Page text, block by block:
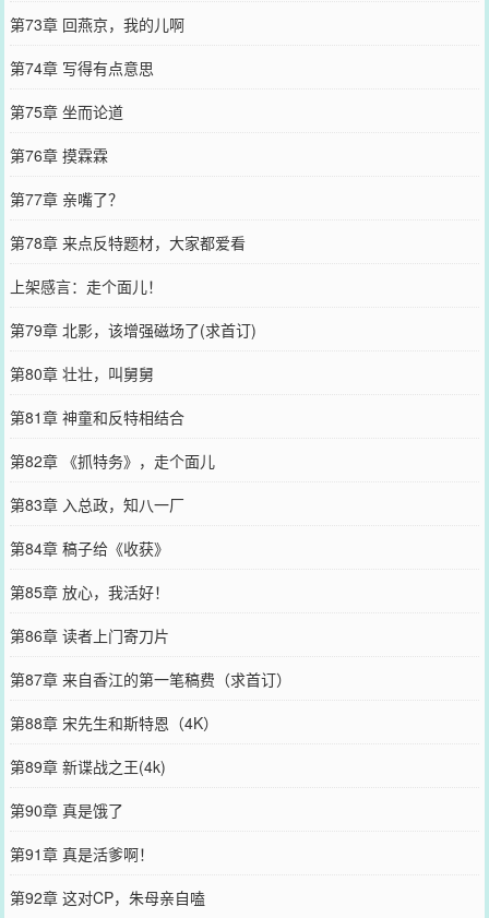
第73章 回燕京，我的儿啊
第74章 写得有点意思
第75章 坐而论道
第76章 摸霖霖
第77章 亲嘴了？
第78章 来点反特题材，大家都爱看
上架感言：走个面儿！
第79章 北影，该增强磁场了(求首订)
第80章 壮壮，叫舅舅
第81章 神童和反特相结合
第82章 《抓特务》，走个面儿
第83章 入总政，知八一厂
第84章 稿子给《收获》
第85章 放心，我活好！
第86章 读者上门寄刀片
第87章 来自香江的第一笔稿费（求首订）
第88章 宋先生和斯特恩（4K）
第89章 新谍战之王(4k)
第90章 真是饿了
第91章 真是活爹啊！
第92章 这对CP，朱母亲自嗑